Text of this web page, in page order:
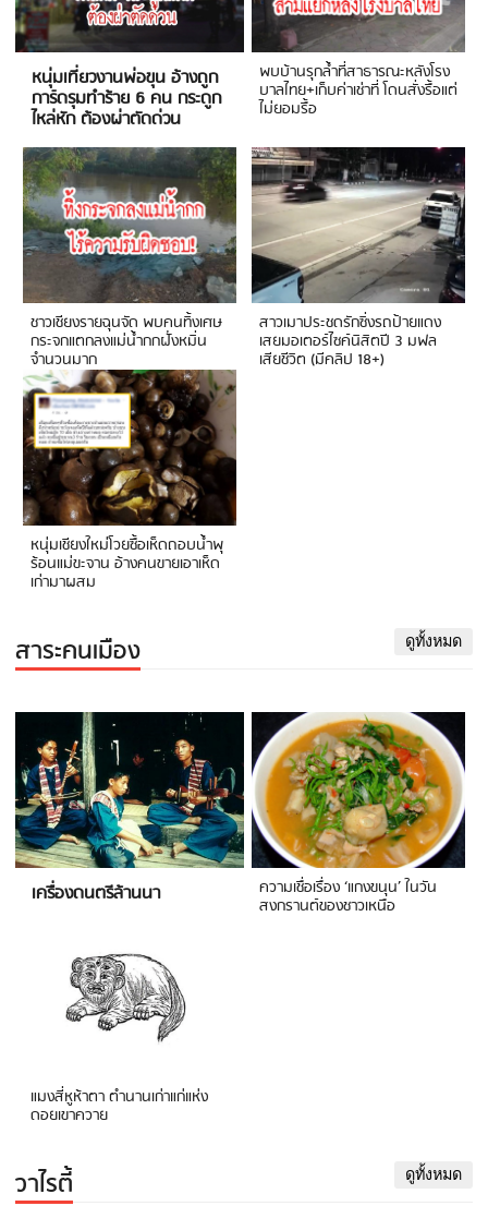
หนุ่มเที่ยวงานพ่อขุน อ้างถูก
การ์ดรุมทำร้าย 6 คน กระดูก
ไหล่หัก ต้องผ่าตัดด่วน
พบบ้านรุกล้ำที่สาธารณะหลังโรง
บาลไทย+เก็บค่าเช่าที่ โดนสั่งรื้อแต่
ไม่ยอมรื้อ
ชาวเชียงรายฉุนจัด พบคนทิ้งเศษ
กระจกแตกลงแม่น้ำกกฝั่งหมิ่น
จำนวนมาก
สาวเมาประชดรักซิ่งรถป้ายแดง
เสยมอเตอร์ไซค์นิสิตปี 3 มฟล
เสียชีวิต (มีคลิป 18+)
หนุ่มเชียงใหม่โวยซื้อเห็ดถอบน้ำพุ
ร้อนแม่ขะจาน อ้างคนขายเอาเห็ด
เก่ามาผสม
สาระคนเมือง ดูทั้งหมด
เครื่องดนตรีล้านนา ความเชื่อเรื่อง ‘แกงขนุน’ ในวัน
สงกรานต์ของชาวเหนือ
แมงสี่หูห้าตา ตำนานเก่าแก่แห่ง
ดอยเขาควาย
วาไรตี้ ดูทั้งหมด